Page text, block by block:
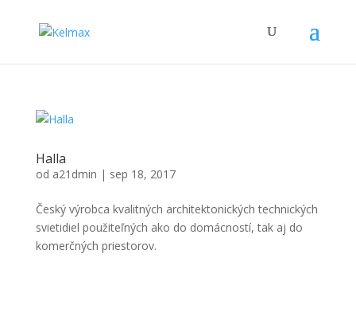
Halla
od a21dmin | sep 18, 2017
Český výrobca kvalitných architektonických technických
svietidiel použiteľných ako do domácností, tak aj do
komerčných priestorov.